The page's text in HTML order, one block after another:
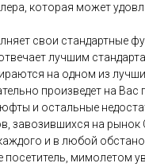
которая может
свои стандартные
лучшим
на одном из
произведет на Вас
и остальные
завозившихся на рынок
и в любой
мимолетом